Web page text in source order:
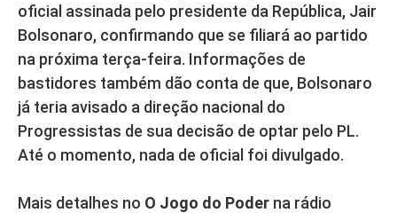
oficial assinada pelo presidente da República, Jair
Bolsonaro, confirmando que se filiará ao partido
na próxima terça-feira. Informações de
bastidores também dão conta de que, Bolsonaro
já teria avisado a direção nacional do
Progressistas de sua decisão de optar pelo PL.
Até o momento, nada de oficial foi divulgado.
Mais detalhes no O Jogo do Poder na rádio